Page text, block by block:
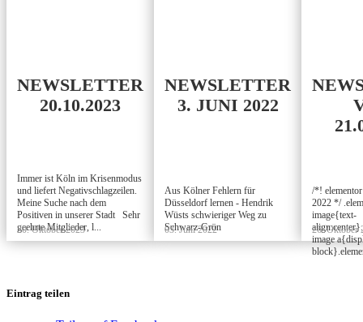
NEWSLETTER
20.10.2023
Immer ist Köln im Krisenmodus
und liefert Negativschlagzeilen.
Meine Suche nach dem
Positiven in unserer Stadt Sehr
geehrte Mitglieder, l...
20. Oktober 2023
NEWSLETTER
3. JUNI 2022
Aus Kölner Fehlern für
Düsseldorf lernen - Hendrik
Wüsts schwieriger Weg zu
Schwarz-Grün
03. Juni 2022
/*!
2022 */
image{text-
image
26. Oktober
Eintrag teilen